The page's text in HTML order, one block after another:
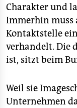
Charakter und
Immerhin muss
Kontaktstelle
verhandelt. Die
ist, sitzt beim
Weil sie
Unternehmen